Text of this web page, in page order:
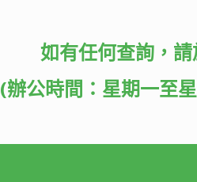
如有任何查詢，
(辦公時間：星期一至